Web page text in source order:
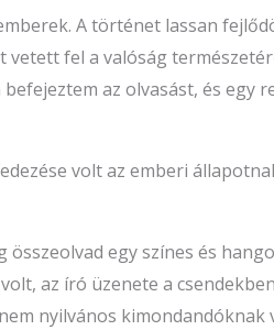
A történet lassan
fel a valóság
az olvasást, és egy
volt az emberi
egy színes és
az író üzenete a
nyilvános kimondandóknak